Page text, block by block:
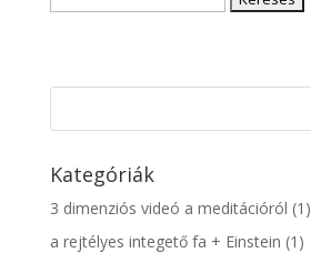
magyar)
Kategóriák
3 dimenziós videó a meditációról (1)
a rejtélyes integető fa + Einstein (1)